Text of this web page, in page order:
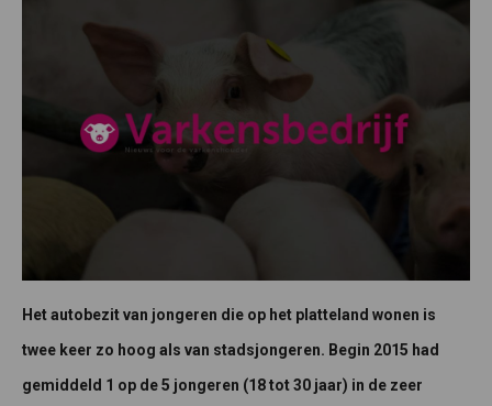
Het autobezit van jongeren die op het platteland wonen is
twee keer zo hoog als van stadsjongeren. Begin 2015 had
gemiddeld 1 op de 5 jongeren (18 tot 30 jaar) in de zeer